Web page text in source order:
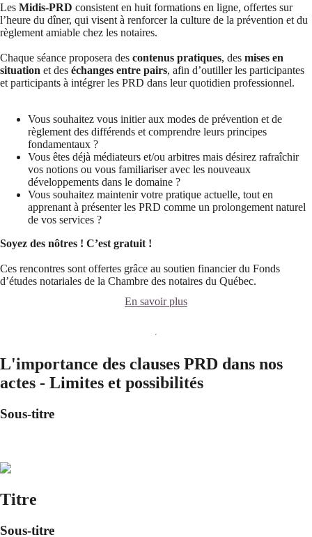
Les Midis-PRD consistent en huit formations en ligne, offertes sur
l’heure du dîner, qui visent à renforcer la culture de la prévention et du
règlement amiable chez les notaires.
Chaque séance proposera des contenus pratiques, des mises en
situation et des échanges entre pairs, afin d’outiller les participantes
et participants à intégrer les PRD dans leur quotidien professionnel.
Vous souhaitez vous initier aux modes de prévention et de
règlement des différends et comprendre leurs principes
fondamentaux ?
Vous êtes déjà médiateurs et/ou arbitres mais désirez rafraîchir
vos notions ou vous familiariser avec les nouveaux
développements dans le domaine ?
Vous souhaitez maintenir votre pratique actuelle, tout en
apprenant à présenter les PRD comme un prolongement naturel
de vos services ?​
Soyez des nôtres ! C’est gratuit !
Ces rencontres sont offertes grâce au soutien financier du Fonds
d’études notariales de la Chambre des notaires du Québec.
En savoir plus
L'importance des clauses PRD dans nos
actes - Limites et possibilités
Sous-titre
Titre
Sous-titre